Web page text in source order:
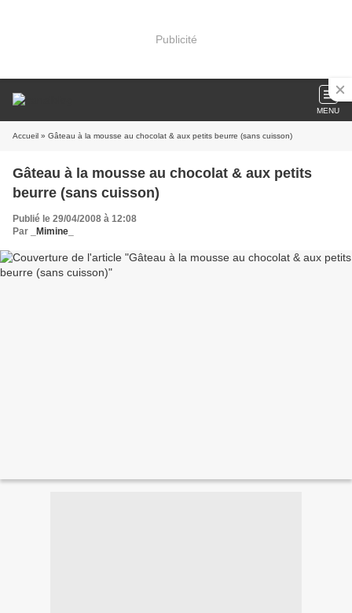
Publicité
MENU
Accueil » Gâteau à la mousse au chocolat & aux petits beurre (sans cuisson)
Gâteau à la mousse au chocolat & aux petits
beurre (sans cuisson)
Publié le 29/04/2008 à 12:08
Par
_Mimine_